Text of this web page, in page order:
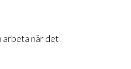
när det